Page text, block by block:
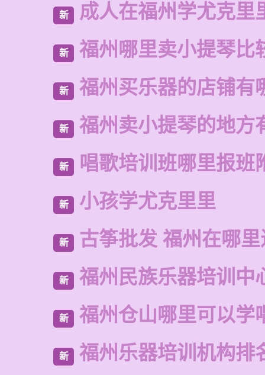
新 成人在福州学尤克里
新 福州哪里卖小提琴比
新 福州买乐器的店铺有
新 福州卖小提琴的地方
新 唱歌培训班哪里报班
新 小孩学尤克里里
新 古筝批发 福州在哪
新 福州民族乐器培训中
新 福州仓山哪里可以学
新 福州乐器培训机构排